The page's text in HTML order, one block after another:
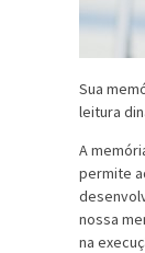
Sua
leitura
A
permite
nossa
na